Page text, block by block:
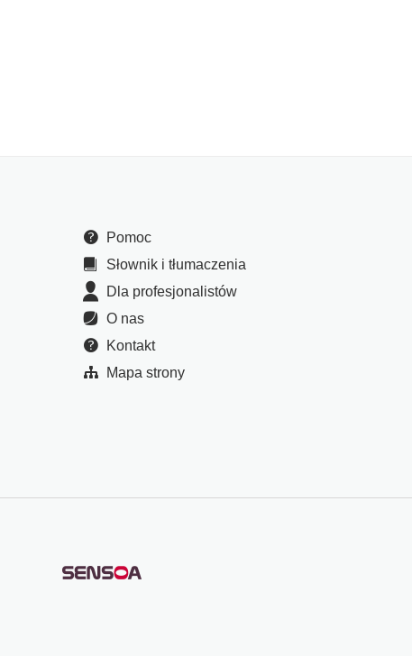
Pomoc
Słownik i tłumaczenia
Dla profesjonalistów
O nas
Kontakt
Mapa strony